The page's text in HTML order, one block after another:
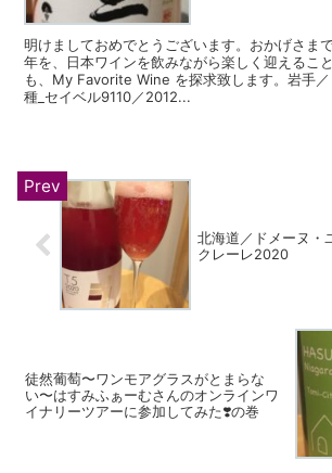
明けましておめでとうございます。おかげさま
年を、日本ワインを飲みながら楽しく迎えるこ
も、My Favorite Wine を探求致します。岩手
種_セイベル9110／2012...
北海道／ドメーヌ・
クレーレ2020
徒然葡萄〜ワンモアグラスがとまらな
い〜はすみふぁーむさんのオンラインワ
イナリーツアーに参加してみた❣️の巻